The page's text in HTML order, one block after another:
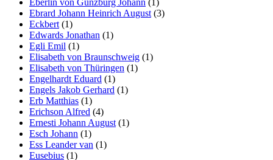
Ebrard Johann Heinrich August (3)
Eckbert (1)
Edwards Jonathan (1)
Egli Emil (1)
Elisabeth von Braunschweig (1)
Elisabeth von Thüringen (1)
Engelhardt Eduard (1)
Engels Jakob Gerhard (1)
Erb Matthias (1)
Erichson Alfred (4)
Ernesti Johann August (1)
Esch Johann (1)
Ess Leander van (1)
Eusebius (1)